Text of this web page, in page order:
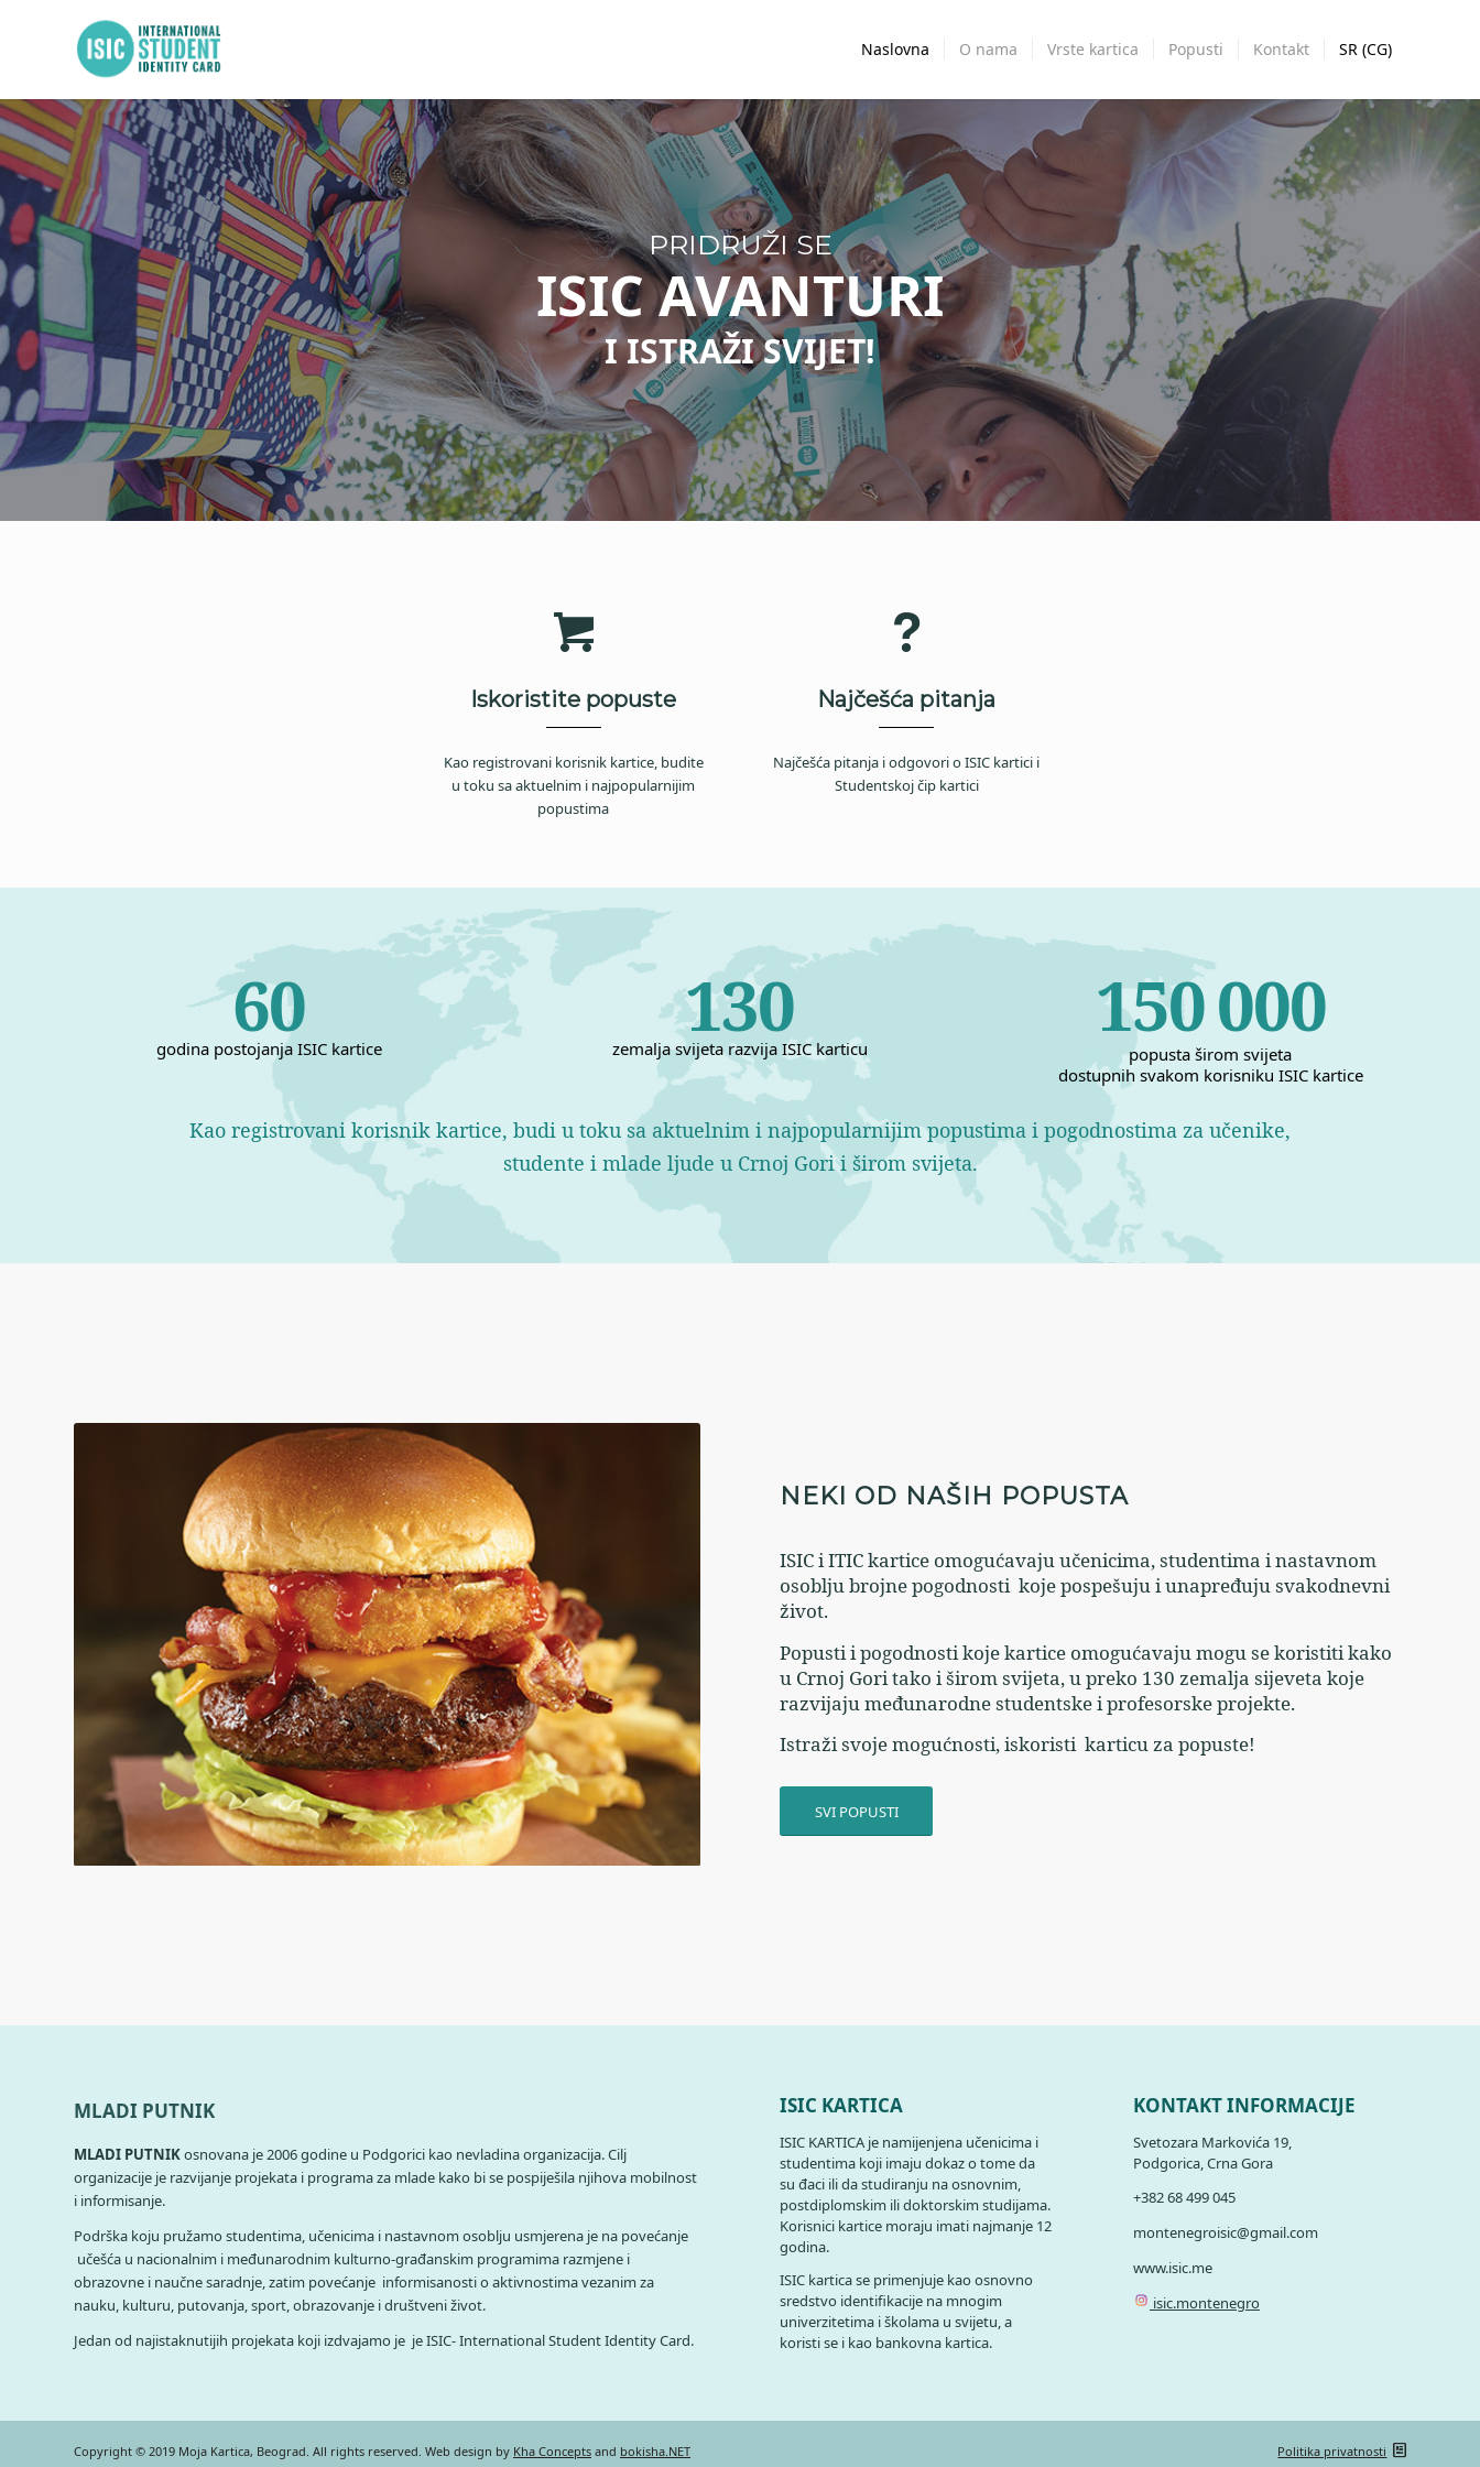
Naslovna O nama Vrste kartica Popusti Kontakt SR (CG)
PRIDRUŽI SE
ISIC AVANTURI
I ISTRAŽI SVIJET!
Iskoristite popuste
Kao registrovani korisnik kartice, budite
u toku sa aktuelnim i najpopularnijim
popustima
Najčešća pitanja
Najčešća pitanja i odgovori o ISIC kartici i
Studentskoj čip kartici
60
godina postojanja ISIC kartice 130
zemalja svijeta razvija ISIC karticu 150000
popusta širom svijeta
dostupnih svakom korisniku ISIC kartice
Kao registrovani korisnik kartice, budi u toku sa aktuelnim i najpopularnijim popustima i pogodnostima za učenike,
studente i mlade ljude u Crnoj Gori i širom svijeta.
NEKI OD NAŠIH POPUSTA
ISIC i ITIC kartice omogućavaju učenicima, studentima i nastavnom
osoblju brojne pogodnosti koje pospešuju i unapređuju svakodnevni
život.
Popusti i pogodnosti koje kartice omogućavaju mogu se koristiti kako
u Crnoj Gori tako i širom svijeta, u preko 130 zemalja sijeveta koje
razvijaju međunarodne studentske i profesorske projekte.
Istraži svoje mogućnosti, iskoristi karticu za popuste!
SVI POPUSTI
MLADI PUTNIK
MLADI PUTNIKosnovana je 2006 godine u Podgorici kao nevladina organizacija. Cilj
organizacije je razvijanje projekata i programa za mlade kako bi se pospiješila njihova mobilnost
i informisanje.
Podrška koju pružamo studentima, učenicima i nastavnom osoblju usmjerena je na povećanje
učešća u nacionalnim i međunarodnim kulturno-građanskim programima razmjene i
obrazovne i naučne saradnje, zatim povećanje informisanosti o aktivnostima vezanim za
nauku, kulturu, putovanja, sport, obrazovanje i društveni život.
Jedan od najistaknutijih projekata koji izdvajamo je je ISIC- International Student Identity Card.
ISIC KARTICA
ISIC KARTICA je namijenjena učenicima i
studentima koji imaju dokaz o tome da
su đaci ili da studiranju na osnovnim,
postdiplomskim ili doktorskim studijama.
Korisnici kartice moraju imati najmanje 12
godina.
ISIC kartica se primenjuje kao osnovno
sredstvo identifikacije na mnogim
univerzitetima i školama u svijetu, a
koristi se i kao bankovna kartica.
KONTAKT INFORMACIJE
Svetozara Markovića 19,
Podgorica, Crna Gora
+382 68 499 045
montenegroisic@gmail.com
www.isic.me
isic.montenegro
Copyright © 2019 Moja Kartica, Beograd. All rights reserved. Web design by Kha Concepts and bokisha.NET Politika privatnosti